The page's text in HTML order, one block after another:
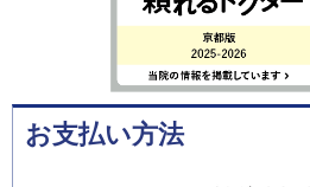
お支払い方法